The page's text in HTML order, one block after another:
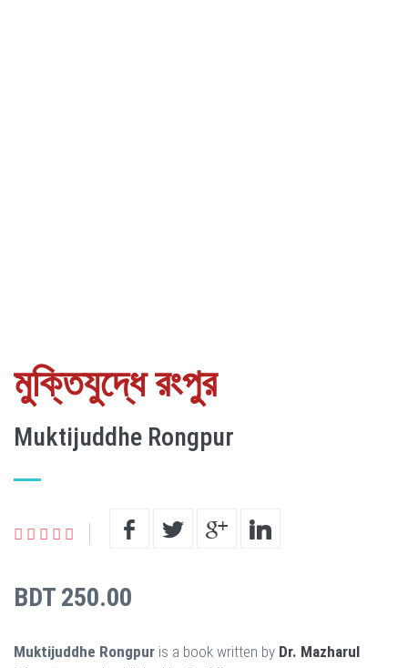
মুক্তিযুদ্ধে রংপুর
Muktijuddhe Rongpur
BDT 250.00
Muktijuddhe Rongpur is a book written by Dr. Mazharul